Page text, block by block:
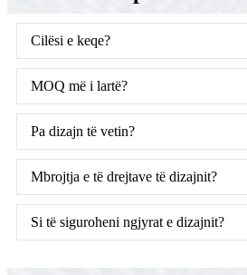
Cilësi e keqe?
MOQ më i lartë?
Pa dizajn të vetin?
Mbrojtja e të drejtave të dizajnit?
Si të siguroheni ngjyrat e dizajnit?